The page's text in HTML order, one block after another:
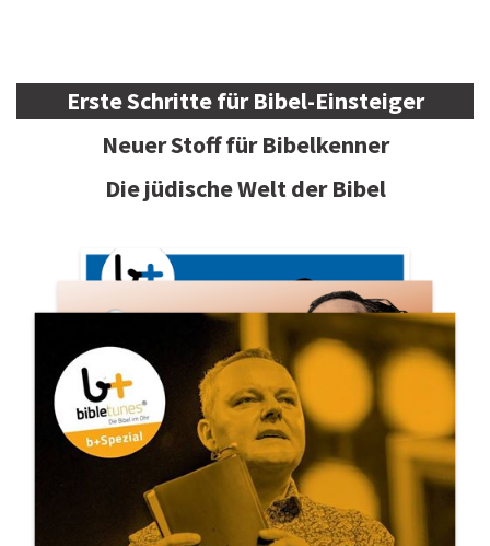
Erste Schritte für Bibel-Einsteiger
Neuer Stoff für Bibelkenner
Die jüdische Welt der Bibel